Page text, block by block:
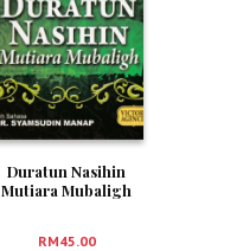
Duratun Nasihin
Mutiara Mubaligh
RM45.00